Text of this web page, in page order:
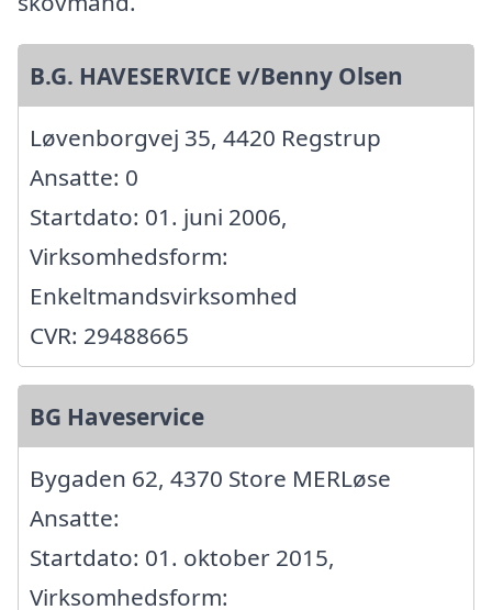
B.G. HAVESERVICE v/Benny Olsen
Løvenborgvej 35, 4420 Regstrup
Ansatte: 0
Startdato: 01. juni 2006,
Virksomhedsform:
Enkeltmandsvirksomhed
CVR: 29488665
BG Haveservice
Bygaden 62, 4370 Store MERLøse
Ansatte:
Startdato: 01. oktober 2015,
Virksomhedsform: